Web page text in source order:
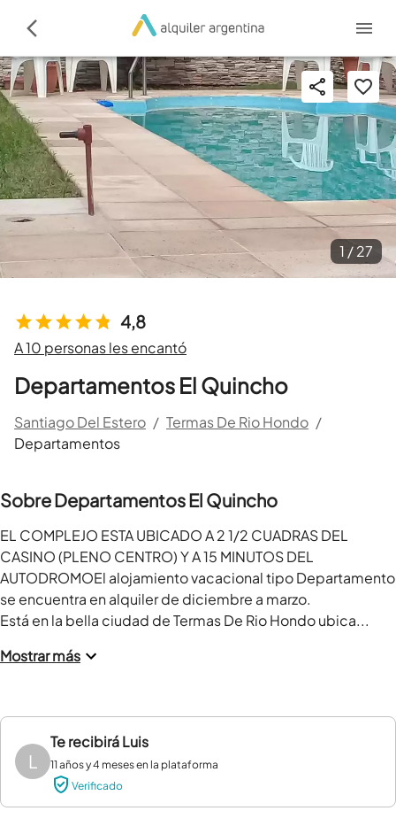
4,8
A 10 personas les encantó
Departamentos El Quincho
Santiago Del Estero / Termas De Rio Hondo /
Departamentos
1 /27
Sobre Departamentos El Quincho
EL COMPLEJO ESTA UBICADO A 2 1/2 CUADRAS DEL
CASINO (PLENO CENTRO) Y A 15 MINUTOS DEL
AUTODROMOEl alojamiento vacacional tipo Departamento
se encuentra en alquiler de diciembre a marzo.
Está en la bella ciudad de Termas De Rio Hondo ubica...
Mostrar más
L
Te recibiráLuis
11 años y 4 meses en la plataforma
Verificado